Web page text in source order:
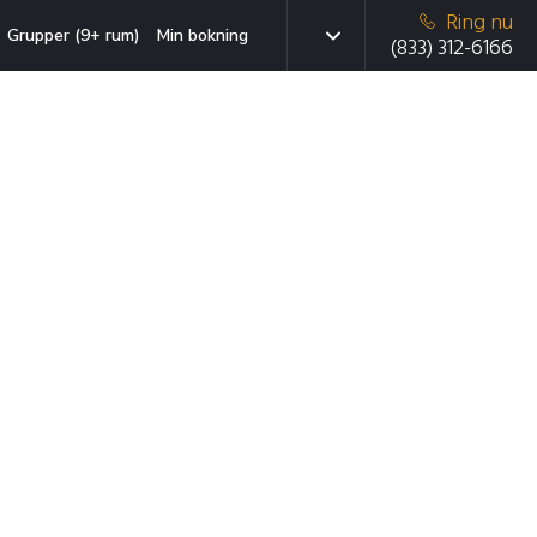
Grupper (9+ rum) Min bokning
Ring nu
(833) 312-6166